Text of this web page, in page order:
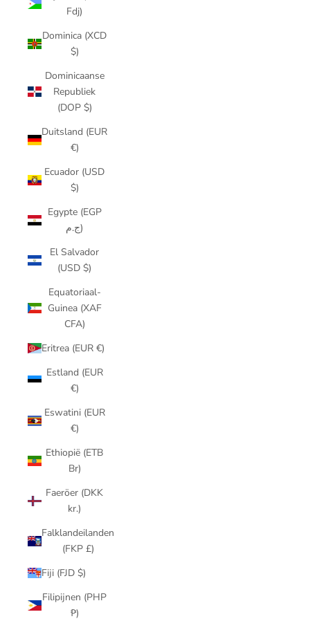
Fdj)
Dominica (XCD
$)
Dominicaanse
Republiek
(DOP $)
Duitsland (EUR
€)
Ecuador (USD
$)
Egypte (EGP
ج.م)
El Salvador
(USD $)
Equatoriaal-
Guinea (XAF
CFA)
Eritrea (EUR €)
Estland (EUR
€)
Eswatini (EUR
€)
Ethiopië (ETB
Br)
Faeröer (DKK
kr.)
Falklandeilanden
(FKP £)
Fiji (FJD $)
Filipijnen (PHP
₱)